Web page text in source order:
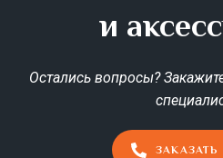
и
Остались вопросы?